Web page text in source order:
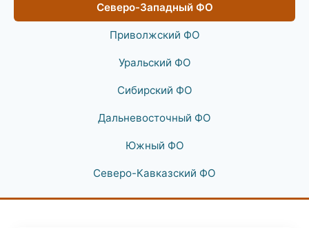
Северо-Западный ФО
Приволжский ФО
Уральский ФО
Сибирский ФО
Дальневосточный ФО
Южный ФО
Северо-Кавказский ФО